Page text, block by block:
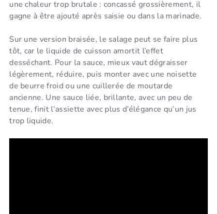
une chaleur trop brutale : concassé grossièrement, il
gagne à être ajouté après saisie ou dans la marinade.
Sur une version braisée, le salage peut se faire plus
tôt, car le liquide de cuisson amortit l’effet
desséchant. Pour la sauce, mieux vaut dégraisser
légèrement, réduire, puis monter avec une noisette
de beurre froid ou une cuillerée de moutarde
ancienne. Une sauce liée, brillante, avec un peu de
tenue, finit l’assiette avec plus d’élégance qu’un jus
trop liquide.